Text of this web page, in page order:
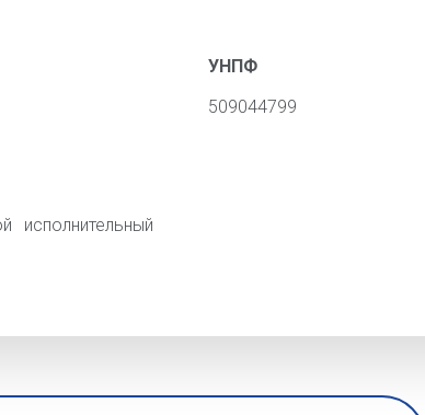
УНПФ
509044799
исполнительный